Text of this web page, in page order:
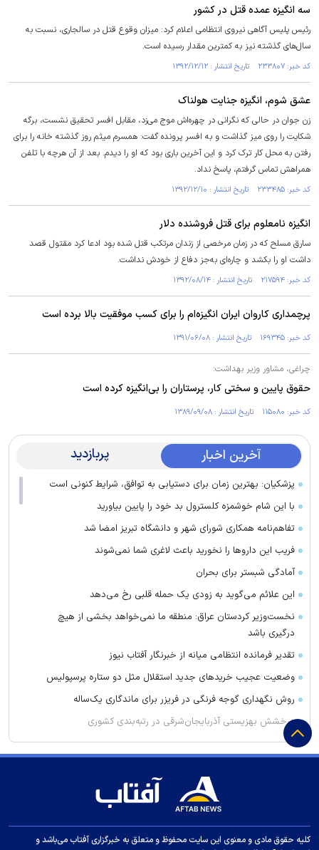
سه انگیزه عمده قتل در کشور
رئیس پلیس آگاهی نیروی انتظامی اعلام کرد: میزان وقوع قتل در سالجاری، نسبت به
سال‌های گذشته نیز به کمترین مقدار رسیده است.
کد خبر: ۲۳۳۸۰۷ تاریخ انتشار : ۱۳۹۲/۱۲/۱۲
عشق شوم، انگیزه جنایت هولناک
زن جوان در حالی که نگرانی در چهره‌اش موج می‌زد، مقابل افسر تحقیق نشست، برگه
شکایت را روی میز گذاشت و به افسر پرونده گفت: همسرم میثم روز گذشته خانه را برای
رفتن به محل کار ترک کرد و این آخرین باری بود که او را دیدم. بعد از آن هرچه با تلفن
همراهش تماس گرفتم، پاسخ نداد.
کد خبر: ۲۳۳۴۸۵ تاریخ انتشار : ۱۳۹۲/۱۲/۱۰
انگیزه نامعلوم برای قتل فروشنده دلار
سارق مسلح که در زمان مرخصی از زندان مرتکب قتل شده‌ بود ادعا کرد مقتول قصد
داشت او را بکشد و چاره‌ای به‌جز دفاع از خودش نداشت.
کد خبر: ۲۱۷۵۹۴ تاریخ انتشار : ۱۳۹۲/۰۸/۱۴
پرچمداری كاروان ايران انگيزه‌ام را برای كسب موفقيت بالا برده است
کد خبر: ۱۶۹۳۴۵ تاریخ انتشار : ۱۳۹۱/۰۶/۰۸
چراغی، مشاور وزیر بهداشت:
حقوق پایین و سختی کار، پرستاران را بی‌انگیزه کرده است
کد خبر: ۱۱۵۰۸۰ تاریخ انتشار : ۱۳۸۹/۰۹/۰۸
آخرین اخبار پربازدید
پزشکیان: بهترین زمان برای دستیابی به توافق، شرایط کنونی است
با این شام خوشمزه کلسترول بد خود را پایین بیاورید
تفاهم‌نامه همکاری شورای شهر و دانشگاه تبریز امضا شد
فریب این دارو‌ها را نخورید باعث لاغری شما نمی‌شوند
آمادگی شبستر برای بحران
این علائم می‌گوید به زودی یک حمله قلبی رخ می‌دهد
نخست‌وزیر کردستان عراق: منطقه ما نمی‌خواهد بخشی از هیچ
درگیری باشد
تقدیر فرمانده انتظامی میانه از خبرنگار آفتاب نیوز
وضعیت عجیب خرید‌های جدید استقلال مثل دو ستاره پرسپولیس
روش نگهداری گوجه فرنگی در فریزر برای ماندگاری یک‌ساله
درخشش بهزیستی آذربایجان‌شرقی در رتبه‌بندی کشوری
پیروزی تراکتور در دیدار تدارکاتی مقابل شمس‌آذر
آخرین بازی دوستانه پرسپولیس قبل از شروع لیگ پشت در‌های بسته
بادامکی: برای تارتار فقط یک نگرانی دارم
«بِش‌داش»؛ میراث کهن تبریز که در غبار مدرنیته رنگ نباخته است
کلیه حقوق مادی و معنوی این سایت محفوظ و متعلق به خبرگزاری آفتاب می‌باشد و